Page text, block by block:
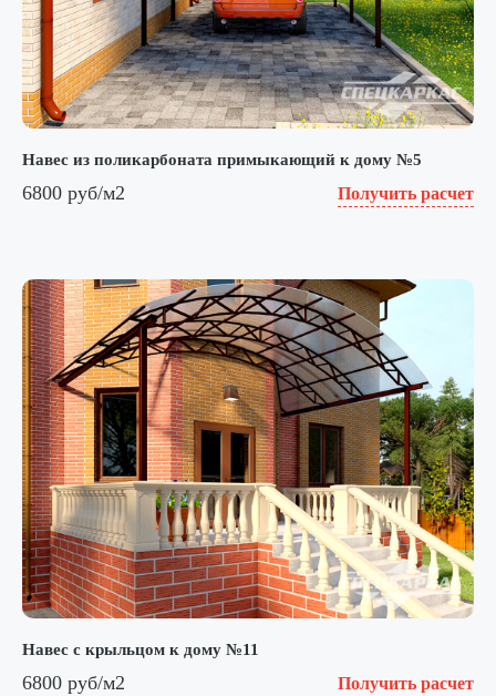
Навес из поликарбоната примыкающий к дому №5
6800 руб/м2 Получить расчет
Навес с крыльцом к дому №11
6800 руб/м2 Получить расчет